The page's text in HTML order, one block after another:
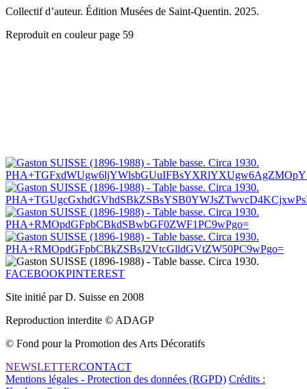
Collectif d’auteur. Édition Musées de Saint-Quentin. 2025.
Reproduit en couleur page 59
PHA+RMOpdGFpbCBkdSBwbGF0ZWF1PC9wPgo=
PHA+RMOpdGFpbCBkZSBsJ2VtcGlldGVtZW50PC9wPgo=
FACEBOOKPINTEREST
Site initié par D. Suisse en 2008
Reproduction interdite © ADAGP
© Fond pour la Promotion des Arts Décoratifs
NEWSLETTERCONTACT
Mentions légales - Protection des données (RGPD) Crédits :